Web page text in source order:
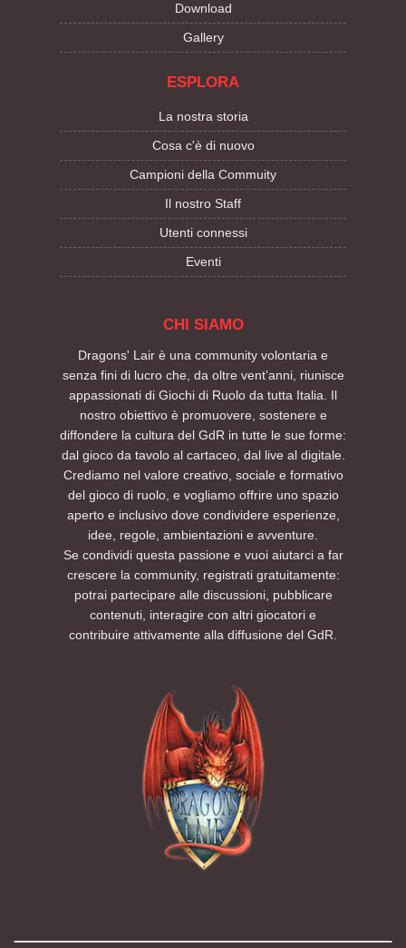
Download
Gallery
ESPLORA
La nostra storia
Cosa c'è di nuovo
Campioni della Commuity
Il nostro Staff
Utenti connessi
Eventi
CHI SIAMO
Dragons' Lair è una community volontaria e
senza fini di lucro che, da oltre vent’anni, riunisce
appassionati di Giochi di Ruolo da tutta Italia. Il
nostro obiettivo è promuovere, sostenere e
diffondere la cultura del GdR in tutte le sue forme:
dal gioco da tavolo al cartaceo, dal live al digitale.
Crediamo nel valore creativo, sociale e formativo
del gioco di ruolo, e vogliamo offrire uno spazio
aperto e inclusivo dove condividere esperienze,
idee, regole, ambientazioni e avventure.
Se condividi questa passione e vuoi aiutarci a far
crescere la community, registrati gratuitamente:
potrai partecipare alle discussioni, pubblicare
contenuti, interagire con altri giocatori e
contribuire attivamente alla diffusione del GdR.